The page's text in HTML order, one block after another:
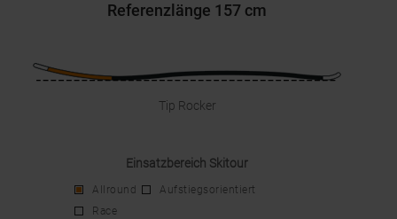
Referenzlänge 157 cm
Tip Rocker
Einsatzbereich Skitour
Allround
Aufstiegsorientiert
Race